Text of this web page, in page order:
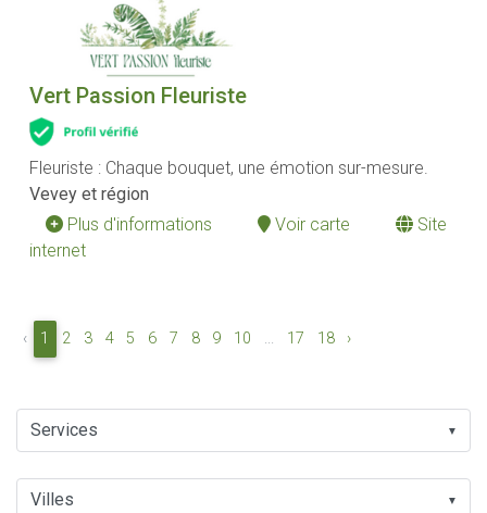
Vert Passion Fleuriste
Fleuriste : Chaque bouquet, une émotion sur-mesure.
Vevey et région
Plus d'informations
Voir carte
Site
internet
‹ 1 2 3 4 5 6 7 8 9 10 ... 17 18 ›
▼
▼